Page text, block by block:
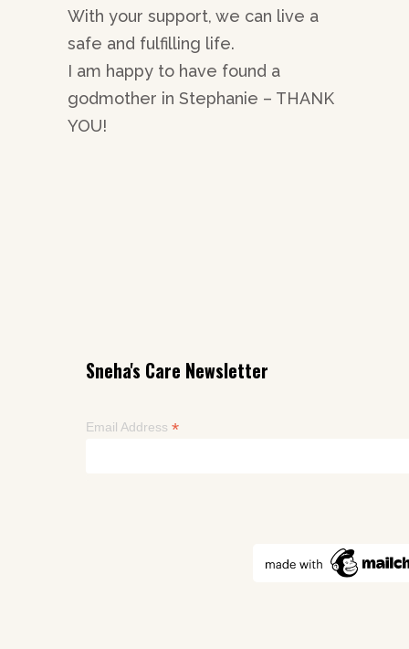
With your support, we can live a
safe and fulfilling life.
I am happy to have found a
godmother in Stephanie – THANK
YOU!
Sneha's Care Newsletter
Email Address *